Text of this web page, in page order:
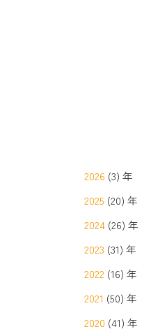
2026 (3) 年
2025 (20) 年
2024 (26) 年
2023 (31) 年
2022 (16) 年
2021 (50) 年
2020 (41) 年